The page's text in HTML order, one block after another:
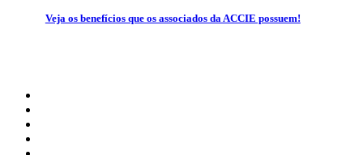
Veja os benefícios que os associados da ACCIE possuem!